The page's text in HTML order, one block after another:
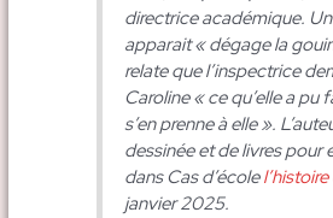
directrice académique.
apparait « dégage la
relate que l’inspectrice
Caroline « ce qu’elle a pu
s’en prenne à elle ».
dessinée et de livres pour
dans Cas d’école
janvier 2025.